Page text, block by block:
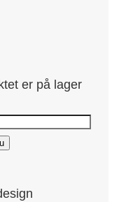
er på lager